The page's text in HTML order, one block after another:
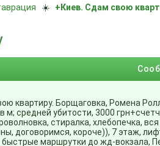
☀️ +Киев. Сдам свою
квартиру. Борщаговка, Ромена
средней убитости, 3000
стиралка, хлебопечка,
договоримся, короче)), 7 этаж,
быстрые маршрутки до жд-вокзала,